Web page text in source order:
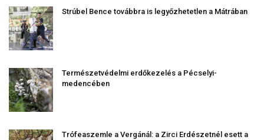
Strúbel Bence továbbra is legyőzhetetlen a Mátrában
Természetvédelmi erdőkezelés a Pécselyi-
medencében
Trófeaszemle a Vergánál: a Zirci Erdészetnél esett a